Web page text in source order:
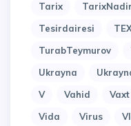
Tarix
TarixNadir
Tesirdairesi
TurabTeymurov
Ukrayna
V
Vahid Vaxt
Vida
Virus